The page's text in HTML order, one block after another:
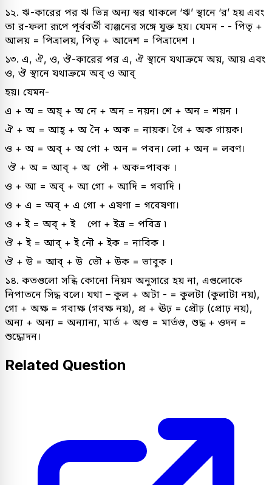
১২. ঋ-কারের পর ঋ ভিন্ন অন্য স্বর থাকলে ‘ঋ’ স্থানে ‘র’ হয় এবং
তা র-ফলা রূপে পূর্ববর্তী ব্যঞ্জনের সঙ্গে যুক্ত হয়। যেমন - - পিতৃ +
আলয় = পিত্রালয়, পিতৃ + আদেশ = পিত্রাদেশ ।
১৩. এ, ঐ, ও, ঔ-কারের পর এ, ঐ স্থানে যথাক্রমে অয়, আয় এবং
ও, ঔ স্থানে যথাক্রমে অব্ ও আব্
হয়। যেমন-
এ + অ = অয়্ + অ নে + অন = নয়ন। শে + অন = শয়ন ।
ঐ + অ = আহ্ + অ নৈ + অক = নায়ক। গৈ + অক গায়ক।
ও + অ = অব্ + অ পো + অন = পবন। লো + অন = লবণ।
ঔ + অ = আব্ + অ পৌ + অক=পাবক ।
ও + আ = অব্ + আ গো + আদি = গবাদি ।
ও + এ = অব্ + এ গো + এষণা = গবেষণা।
ও + ই = অব্ + ই পো + ইত্ৰ = পবিত্ৰ ৷
ঔ + ই = আব্ + ই নৌ + ইক = নাবিক ।
ঔ + উ = আব্ + উ ভৌ + উক = ভাবুক ।
১৪. কতগুলো সন্ধি কোনো নিয়ম অনুসারে হয় না, এগুলোকে
নিপাতনে সিদ্ধ বলে। যথা – কুল + অটা - = কুলটা (কুলাটা নয়),
গো + অক্ষ = গবাক্ষ (গবক্ষ নয়), প্র + ঊঢ় = প্রৌঢ় (প্রোঢ় নয়),
অন্য + অন্য = অন্যান্য, মার্ত + অণ্ড = মার্তণ্ড, শুদ্ধ + ওদন =
শুদ্ধোদন।
Related Question